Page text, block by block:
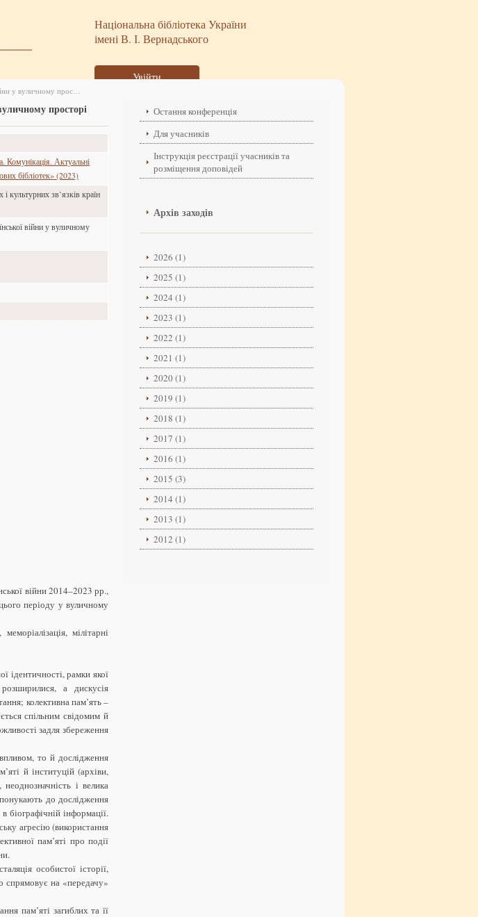
Національна бібліотека України
імені В. І. Вернадського
Увійти
Колективна пам&#039;ять: біографії героїв російсько-української війни у вуличному просторі
просторі
Комунікація. Актуальні
бібліотек» (2023)
культурних зв’язків країн
війни у вуличному
війни 2014–2023 рр.,
періоду у вуличному
мілітарні
ідентичності, рамки якої
а дискусія
колективна пам’ять –
спільним свідомим й
задля збереження
то й дослідження
й інституцій (архіви,
і велика
до дослідження
біографічній інформації.
агресію (використання
пам’яті про події
особистої історії,
спрямовує на «передачу»
пам’яті загиблих та її
Остання конференція
Для учасників
Інструкція реєстрації учасників та
розміщення доповідей
Архів заходів
2026 (1)
2025 (1)
2024 (1)
2023 (1)
2022 (1)
2021 (1)
2020 (1)
2019 (1)
2018 (1)
2017 (1)
2016 (1)
2015 (3)
2014 (1)
2013 (1)
2012 (1)